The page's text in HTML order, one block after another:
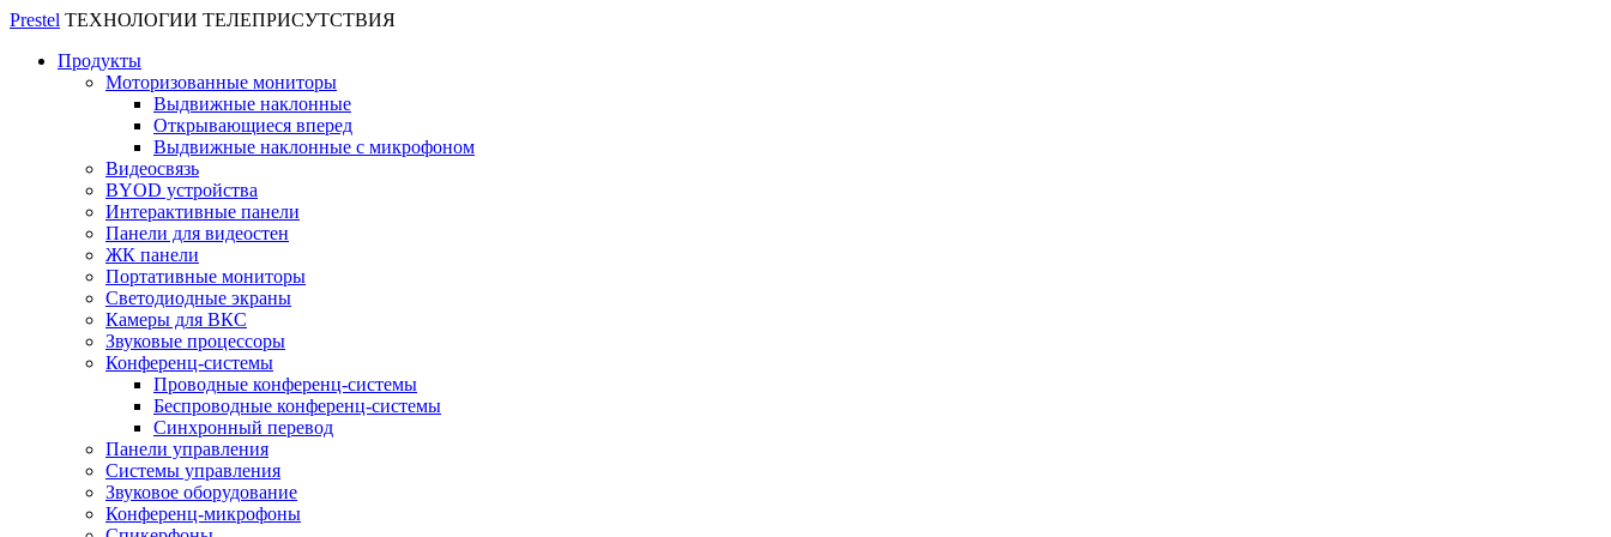
Prestel ТЕХНОЛОГИИ ТЕЛЕПРИСУТСТВИЯ
Продукты
Моторизованные мониторы
Выдвижные наклонные
Открывающиеся вперед
Выдвижные наклонные с микрофоном
Видеосвязь
BYOD устройства
Интерактивные панели
Панели для видеостен
ЖК панели
Портативные мониторы
Светодиодные экраны
Камеры для ВКС
Звуковые процессоры
Конференц-системы
Проводные конференц-системы
Беспроводные конференц-системы
Синхронный перевод
Панели управления
Системы управления
Звуковое оборудование
Конференц-микрофоны